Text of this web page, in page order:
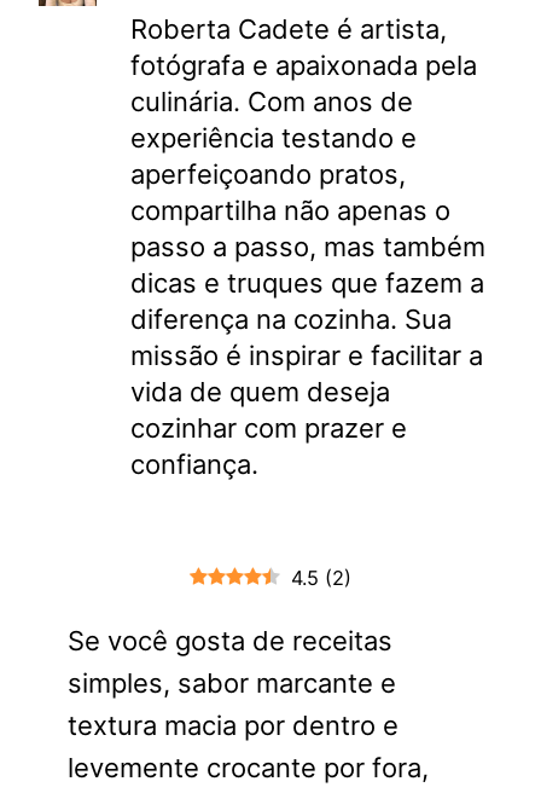
Roberta Cadete é artista,
fotógrafa e apaixonada pela
culinária. Com anos de
experiência testando e
aperfeiçoando pratos,
compartilha não apenas o
passo a passo, mas também
dicas e truques que fazem a
diferença na cozinha. Sua
missão é inspirar e facilitar a
vida de quem deseja
cozinhar com prazer e
confiança.
4.5 (2)
Se você gosta de receitas
simples, sabor marcante e
textura macia por dentro e
levemente crocante por fora,